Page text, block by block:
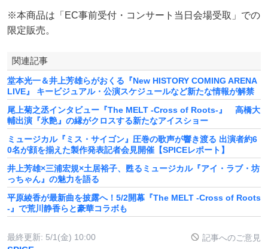
※本商品は「EC事前受付・コンサート当日会場受取」での
限定販売。
関連記事
堂本光一＆井上芳雄らがおくる『New HISTORY COMING ARENA
LIVE』 キービジュアル・公演スケジュールなど新たな情報が解禁
尾上菊之丞インタビュー『The MELT -Cross of Roots-』 高橋大
輔出演『氷艶』の縁がクロスする新たなアイスショー
ミュージカル『ミス・サイゴン』圧巻の歌声が響き渡る 出演者約6
0名が顔を揃えた製作発表記者会見開催【SPICEレポート】
井上芳雄×三浦宏規×土居裕子、甦るミュージカル『アイ・ラブ・坊
っちゃん』の魅力を語る
平原綾香が最新曲を披露へ！5/2開幕『The MELT -Cross of Roots
-』で荒川静香らと豪華コラボも
最終更新: 5/1(金) 10:00 記事へのご意見